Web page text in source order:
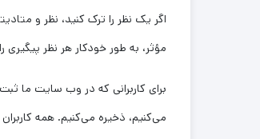
اگر یک نظر را ترک کنید، نظر و
مؤثر، به طور خودکار هر نظر پیگیری
برای کاربرانی که در وب سایت ما
می‌کنیم، ذخیره می‌کنیم. همه